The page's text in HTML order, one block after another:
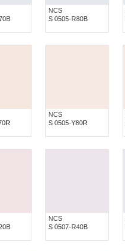
NCS
S 0505-R80B
NCS
S 0505-Y80R
NCS
S 0507-R40B